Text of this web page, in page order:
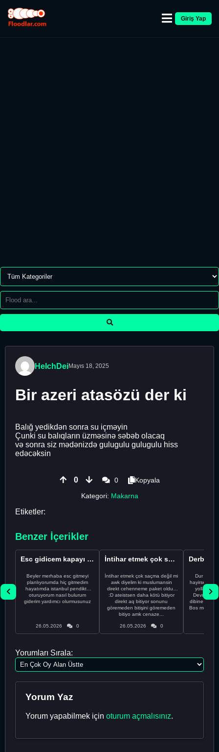
Giriş Yap
HeIchDeiMayıs 18, 2025
Bir azeri atasözü der ki
Balığ yedikdən sonra su içməyin
Çunki su balıqların üzməsinə səbəb olacaq
və sonra siz mədənizdə gulugulu gulugulu hiss
edəcəksin
0 0
Kopyala
Kategori: Makarna
Etiketler:
Benzer İçerikler
Esc gidicem kapayı koydum
Beyler merhaba esc gitmeyi
planlıyorumda hiç gitmedim
hayatımda istanbul pendikte
oturuyorum nasıl bulurum
giderim yardımcı olurmusunuz
26.05.2026 0
İntihar etmek çok saçma değil mi
İntihar etmek çok saçma değil mi
awk diyelim ki muslumansin
direkt cehenneme paket oldun
:D ateistsen daha kötü bitiyor
direkt aq bitiyor sonunu
göremeden bitişini göremeden
bitiyo amk cenaze...
26.05.2026 0
Dur
hayirsever
yolla
Devrim abi
dibine
Bos
Yorumları Sırala:
Yorum Yaz
Yorum yapabilmek için oturum açmalısınız.